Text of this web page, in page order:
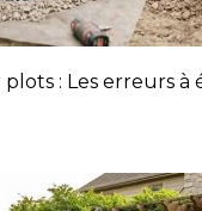
plots : Les erreurs à